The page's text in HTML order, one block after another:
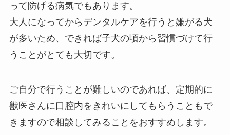
って防げる病気でもあります。
大人になってからデンタルケアを行うと嫌がる犬
が多いため、できれば子犬の頃から習慣づけて行
うことがとても大切です。
ご自分で行うことが難しいのであれば、定期的に
獣医さんに口腔内をきれいにしてもらうこともで
きますので相談してみることをおすすめします。